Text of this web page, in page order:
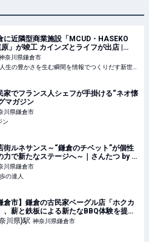
に近隣型商業施設「MCUD・HASEKO
」が竣工 カインズとライフが出店 |
- 人生の豊かさを生む瞬間を情報でつく
向けビジネスメディア
奈川県鎌倉市
家でフランス人シェフが手掛ける“ネオ懐
マガジン
川県鎌倉市
ン
街ルネサンス～“鎌倉のチベット”が個性
力で新たなステージへ～｜さんたつ by 散
川県鎌倉市
の達人
倉市】鎌倉の古民家ベーグル店「ホクカ
、薪と鉄板による新たなBBQ体験を提供 |
川県)駅 神奈川県鎌倉市